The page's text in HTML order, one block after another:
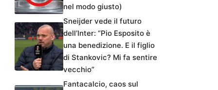
nel modo giusto)
Sneijder vede il futuro
dell’Inter: “Pio Esposito è
una benedizione. E il figlio
di Stankovic? Mi fa sentire
vecchio”
Fantacalcio, caos sul